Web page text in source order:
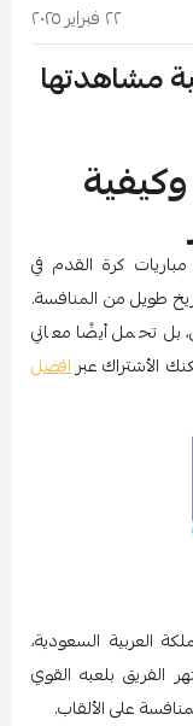
٢٢ فبراير ٢٠٢٥
مشاهدتها
وكيفية
مباريات كرة القدم في
طويل من المنافسة.
بل تحمل أيضًا معاني
الأشتراك عبرافضل
العربية السعودية،
الفريق بلعبه القوي
على الألقاب.